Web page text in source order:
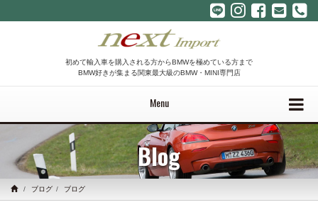
初めて輸入車を購入される方からBMWを極めている方まで
BMW好きが集まる関東最大級のBMW・MINI専門店
Menu
Blog
ブログ ブログ